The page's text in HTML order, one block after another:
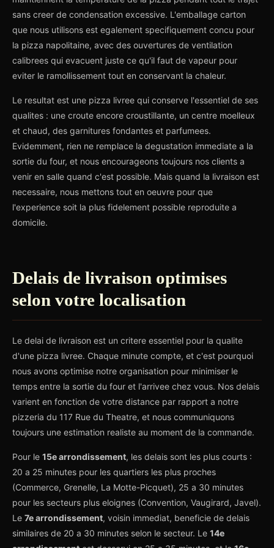
sans creer de condensation excessive. L'emballage carton
que nous utilisons est egalement specifiquement concu pour
la pizza napolitaine, avec des ouvertures de ventilation
calibrees qui evacuent juste ce qu'il faut de vapeur pour
eviter le ramollissement tout en conservant la chaleur.
Le resultat est une pizza livree qui conserve l'essentiel de ses
qualites : une croute encore croustillante, un centre moelleux
et chaud, des garnitures fondantes et parfumees.
Evidemment, rien ne remplace la degustation immediate a la
sortie du four, et nous encourageons toujours nos clients a
venir en salle quand c'est possible. Mais quand la livraison est
necessaire, nous mettons tout en oeuvre pour que
l'experience soit la plus fidelement possible reproduite a
domicile.
Delais de livraison optimises
selon votre localisation
Le delai de livraison est un critere essentiel pour la qualite
d'une pizza livree. Chaque minute compte, et c'est pourquoi
nous avons optimise notre organisation pour minimiser le
temps entre la sortie du four et l'arrivee chez vous. Nos delais
varient en fonction de votre distance par rapport a notre
pizzeria du 117 Rue du Theatre, et nous communiquons
toujours une estimation realiste au moment de la commande.
Pour le 15e arrondissement, les delais sont les plus courts :
20 a 25 minutes pour les quartiers les plus proches
(Commerce, Grenelle, La Motte-Picquet), 25 a 30 minutes
pour les secteurs plus eloignes (Convention, Vaugirard, Javel).
Le 7e arrondissement, voisin immediat, beneficie de delais
similaires de 20 a 30 minutes selon le secteur. Le 14e